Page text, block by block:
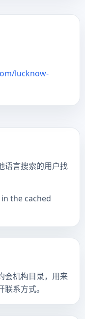
lucknow-
语言搜索的用户找
the cached
会机构目录，用来
系方式。